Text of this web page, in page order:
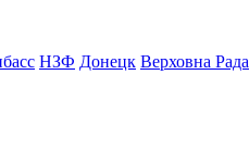
НЗФ Донецк Верховна Рада